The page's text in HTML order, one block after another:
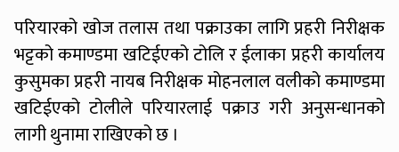
परियारको खोज तलास तथा पक्राउका लागि प्रहरी निरीक्षक
भट्टको कमाण्डमा खटिईएको टोलि र ईलाका प्रहरी कार्यालय
कुसुमका प्रहरी नायब निरीक्षक मोहनलाल वलीको कमाण्डमा
खटिईएको टोलीले परियारलाई पक्राउ गरी अनुसन्धानको
लागी थुनामा राखिएको छ ।